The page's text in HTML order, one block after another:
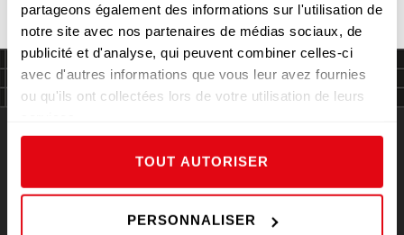
partageons également des informations sur l'utilisation de
notre site avec nos partenaires de médias sociaux, de
publicité et d'analyse, qui peuvent combiner celles-ci
avec d'autres informations que vous leur avez fournies
ou qu'ils ont collectées lors de votre utilisation de leurs
TOUT AUTORISER
PERSONNALISER
NOVOVIANDE